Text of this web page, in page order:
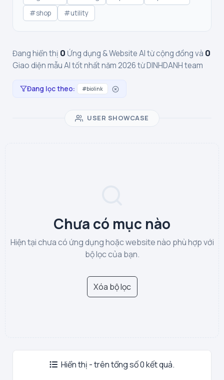
#shop
#utility
Đang hiển thị 0 Ứng dụng & Website AI từ cộng đồng và 0
Giao diện mẫu AI tốt nhất năm 2026 từ DINHDANH team
Đang lọc theo: #biolink
USER SHOWCASE
Chưa có mục nào
Hiện tại chưa có ứng dụng hoặc website nào phù hợp với
bộ lọc của bạn.
Xóa bộ lọc
Hiển thị - trên tổng số 0 kết quả.